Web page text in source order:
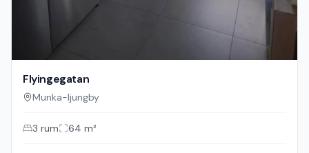
Flyingegatan
Munka-ljungby
3 rum 64 m²